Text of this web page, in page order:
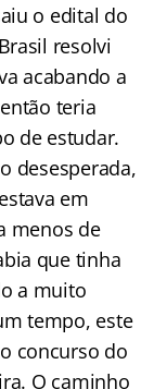
o edital do
resolvi
acabando a
teria
de estudar.
desesperada,
em
menos de
que tinha
a muito
tempo, este
concurso do
O caminho